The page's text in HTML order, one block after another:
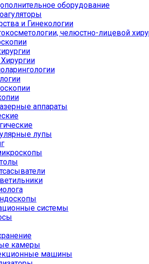
оборудование
и Гинекологии
челюстно-лицевой
аппараты
лупы
системы
камеры
машины